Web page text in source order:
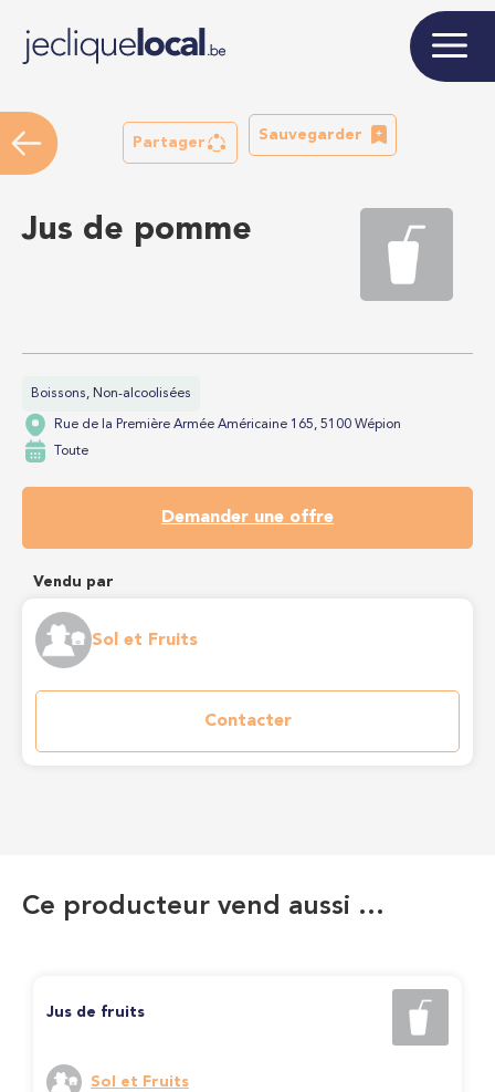
Partager
Sauvegarder
Jus de pomme
Boissons, Non-alcoolisées
Rue de la Première Armée Américaine 165, 5100 Wépion
Toute
Demander une offre
Vendu par
Sol et Fruits
Contacter
Ce producteur vend aussi …
Jus de fruits
Sol et Fruits